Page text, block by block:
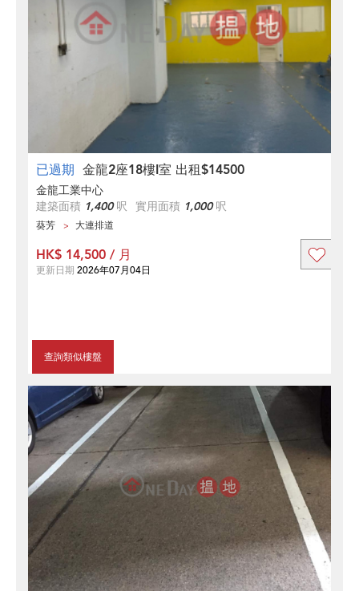
已過期 金龍2座18樓I室 出租$14500
金龍工業中心
建築面積 1,400呎 實用面積 1,000呎
葵芳 大連排道
查詢類似樓盤
HK$ 14,500 / 月
更新日期 2026年07月04日